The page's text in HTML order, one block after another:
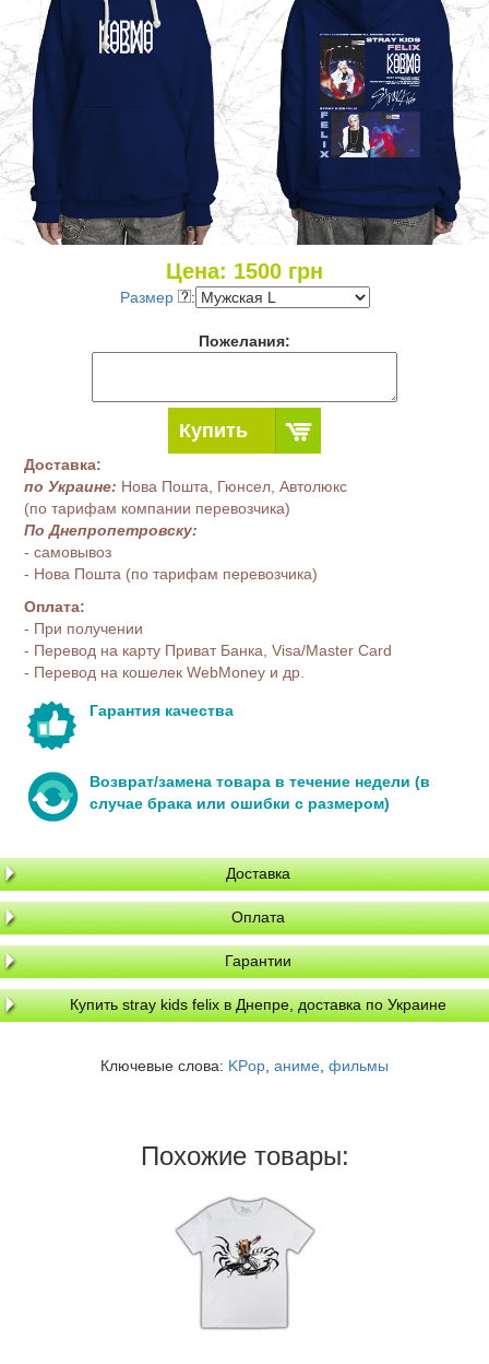
Цена: 1500 грн
Размер :
Пожелания:
Купить
Доставка:
по Украине: Нова Пошта, Гюнсел, Автолюкс
(по тарифам компании перевозчика)
По Днепропетровску:
- самовывоз
- Нова Пошта (по тарифам перевозчика)
Оплата:
- При получении
- Перевод на карту Приват Банка, Visa/Master Card
- Перевод на кошелек WebMoney и др.
Гарантия качества
Возврат/замена товара в течение недели (в
случае брака или ошибки с размером)
Доставка
Оплата
Гарантии
Купить stray kids felix в Днепре, доставка по Украине
Ключевые слова: KPop аниме фильмы
Похожие товары: